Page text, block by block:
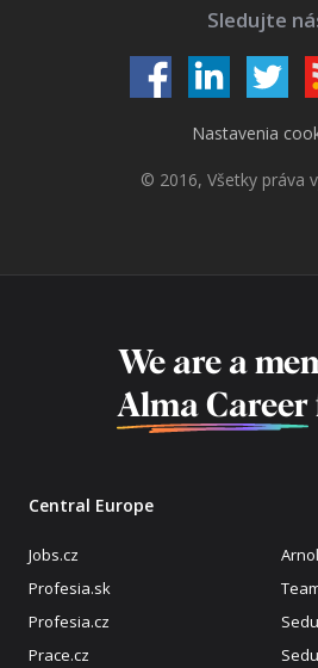
Sledujte
Nastavenia
© 2016, Všetky práva
We are a
Alma Career
Central Europe
Jobs.cz
Profesia.sk
Profesia.cz
Prace.cz